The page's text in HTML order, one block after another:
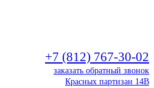
+7 (812) 767-30-02
заказать обратный звонок
Красных партизан 14В